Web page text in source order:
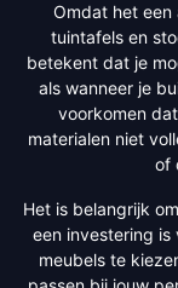
Omdat het
tuintafels en
betekent dat je
als wanneer je
voorkomen
materialen niet
of
Het is belangrijk
een investering is
meubels te